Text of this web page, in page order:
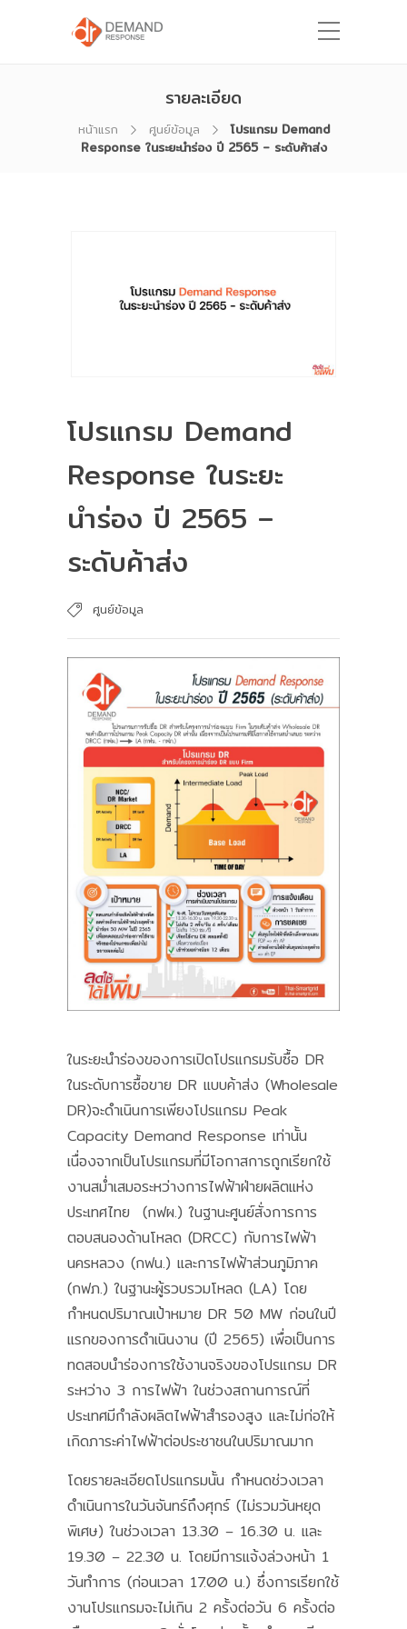
รายละเอียด
หน้าแรก ศูนย์ข้อมูล
โปรแกรม Demand
Response ในระยะนำร่อง ปี 2565 – ระดับค้าส่ง
โปรแกรม Demand
Response ในระยะ
นำร่อง ปี 2565 –
ระดับค้าส่ง
ศูนย์ข้อมูล
ในระยะนำร่องของการเปิดโปรแกรมรับซื้อ DR
ในระดับการซื้อขาย DR แบบค้าส่ง (Wholesale
DR)จะดำเนินการเพียงโปรแกรม Peak
Capacity Demand Response เท่านั้น
เนื่องจากเป็นโปรแกรมที่มีโอกาสการถูกเรียกใช้
งานสม่ำเสมอระหว่างการไฟฟ้าฝ่ายผลิตแห่ง
ประเทศไทย (กฟผ.) ในฐานะศูนย์สั่งการการ
ตอบสนองด้านโหลด (DRCC) กับการไฟฟ้า
นครหลวง (กฟน.) และการไฟฟ้าส่วนภูมิภาค
(กฟภ.) ในฐานะผู้รวบรวมโหลด (LA) โดย
กำหนดปริมาณเป้าหมาย DR 50 MW ก่อนในปี
แรกของการดำเนินงาน (ปี 2565) เพื่อเป็นการ
ทดสอบนำร่องการใช้งานจริงของโปรแกรม DR
ระหว่าง 3 การไฟฟ้า ในช่วงสถานการณ์ที่
ประเทศมีกำลังผลิตไฟฟ้าสำรองสูง และไม่ก่อให้
เกิดภาระค่าไฟฟ้าต่อประชาชนในปริมาณมาก
โดยรายละเอียดโปรแกรมนั้น กำหนดช่วงเวลา
ดำเนินการในวันจันทร์ถึงศุกร์ (ไม่รวมวันหยุด
พิเศษ) ในช่วงเวลา 13.30 – 16.30 น. และ
19.30 – 22.30 น. โดยมีการแจ้งล่วงหน้า 1
วันทำการ (ก่อนเวลา 17.00 น.) ซึ่งการเรียกใช้
งานโปรแกรมจะไม่เกิน 2 ครั้งต่อวัน 6 ครั้งต่อ